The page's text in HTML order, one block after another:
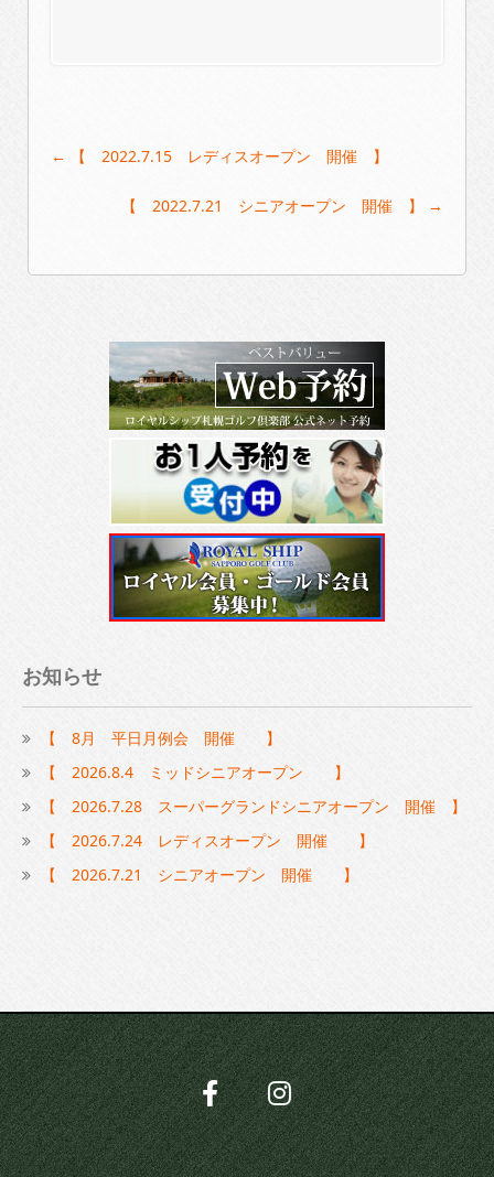
Post
navigation
← 【 2022.7.15 レディスオープン 開催 】
【 2022.7.21 シニアオープン 開催 】 →
お知らせ
【 8月 平日月例会 開催 】
【 2026.8.4 ミッドシニアオープン 】
【 2026.7.28 スーパーグランドシニアオープン 開催 】
【 2026.7.24 レディスオープン 開催 】
【 2026.7.21 シニアオープン 開催 】